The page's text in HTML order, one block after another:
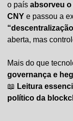
o país absorveu
CNY
aberta, mas
Mais do que
governança e
📖 Leitura
político da